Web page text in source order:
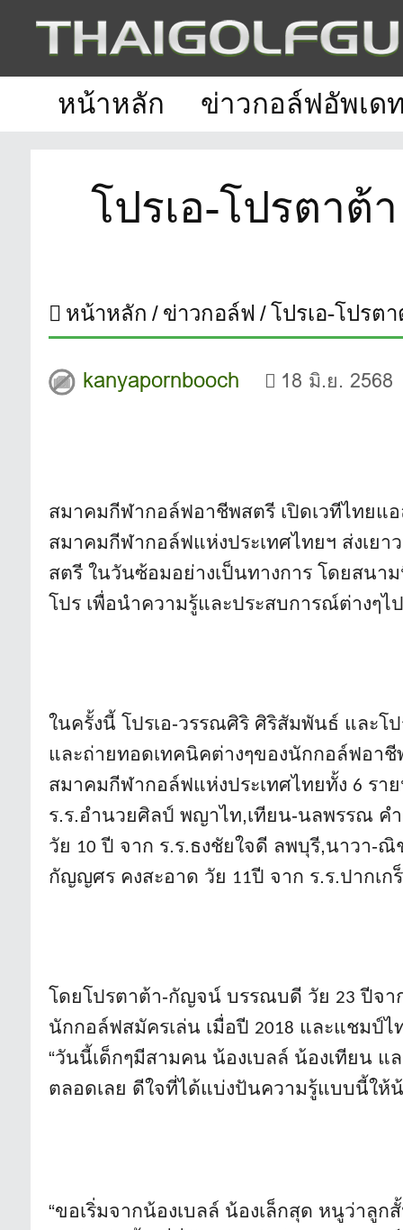
หน้าหลัก ข่าวกอล์ฟอัพเด
โปรเอ-โปรตา
หน้าหลัก ข่าวกอล์ฟ โปรเอ-โปรต
kanyapornbooch
18 มิ.ย. 2568
สมาคมกีฬากอล์ฟอาชีพสตรี เปิดเวทีไทยแ
สมาคมกีฬากอล์ฟแห่งประเทศไทยฯ ส่งเย
สตรี ในวันซ้อมอย่างเป็นทางการ โดยสนา
โปร เพื่อนำความรู้และประสบการณ์ต่างๆ
ในครั้งนี้ โปรเอ-วรรณศิริ ศิริสัมพันธ์ และ
และถ่ายทอดเทคนิคต่างๆของนักกอล์ฟอาชี
สมาคมกีฬากอล์ฟแห่งประเทศไทยทั้ง 6 รา
ร.ร.อำนวยศิลป์ พญาไท,เทียน-นลพรรณ ค
วัย 10 ปี จาก ร.ร.ธงชัยใจดี ลพบุรี,นาวา-
กัญญศร คงสะอาด วัย 11ปี จาก ร.ร.ปากเ
โดยโปรตาต้า-กัญจน์ บรรณบดี วัย 23 ปีจา
นักกอล์ฟสมัครเล่น เมื่อปี 2018 และแชมป์
“วันนี้เด็กๆมีสามคน น้องเบลล์ น้องเทียน
ตลอดเลย ดีใจที่ได้แบ่งปันความรู้แบบนี้ให้
“ขอเริ่มจากน้องเบลล์ น้องเล็กสุด หนูว่าลูก